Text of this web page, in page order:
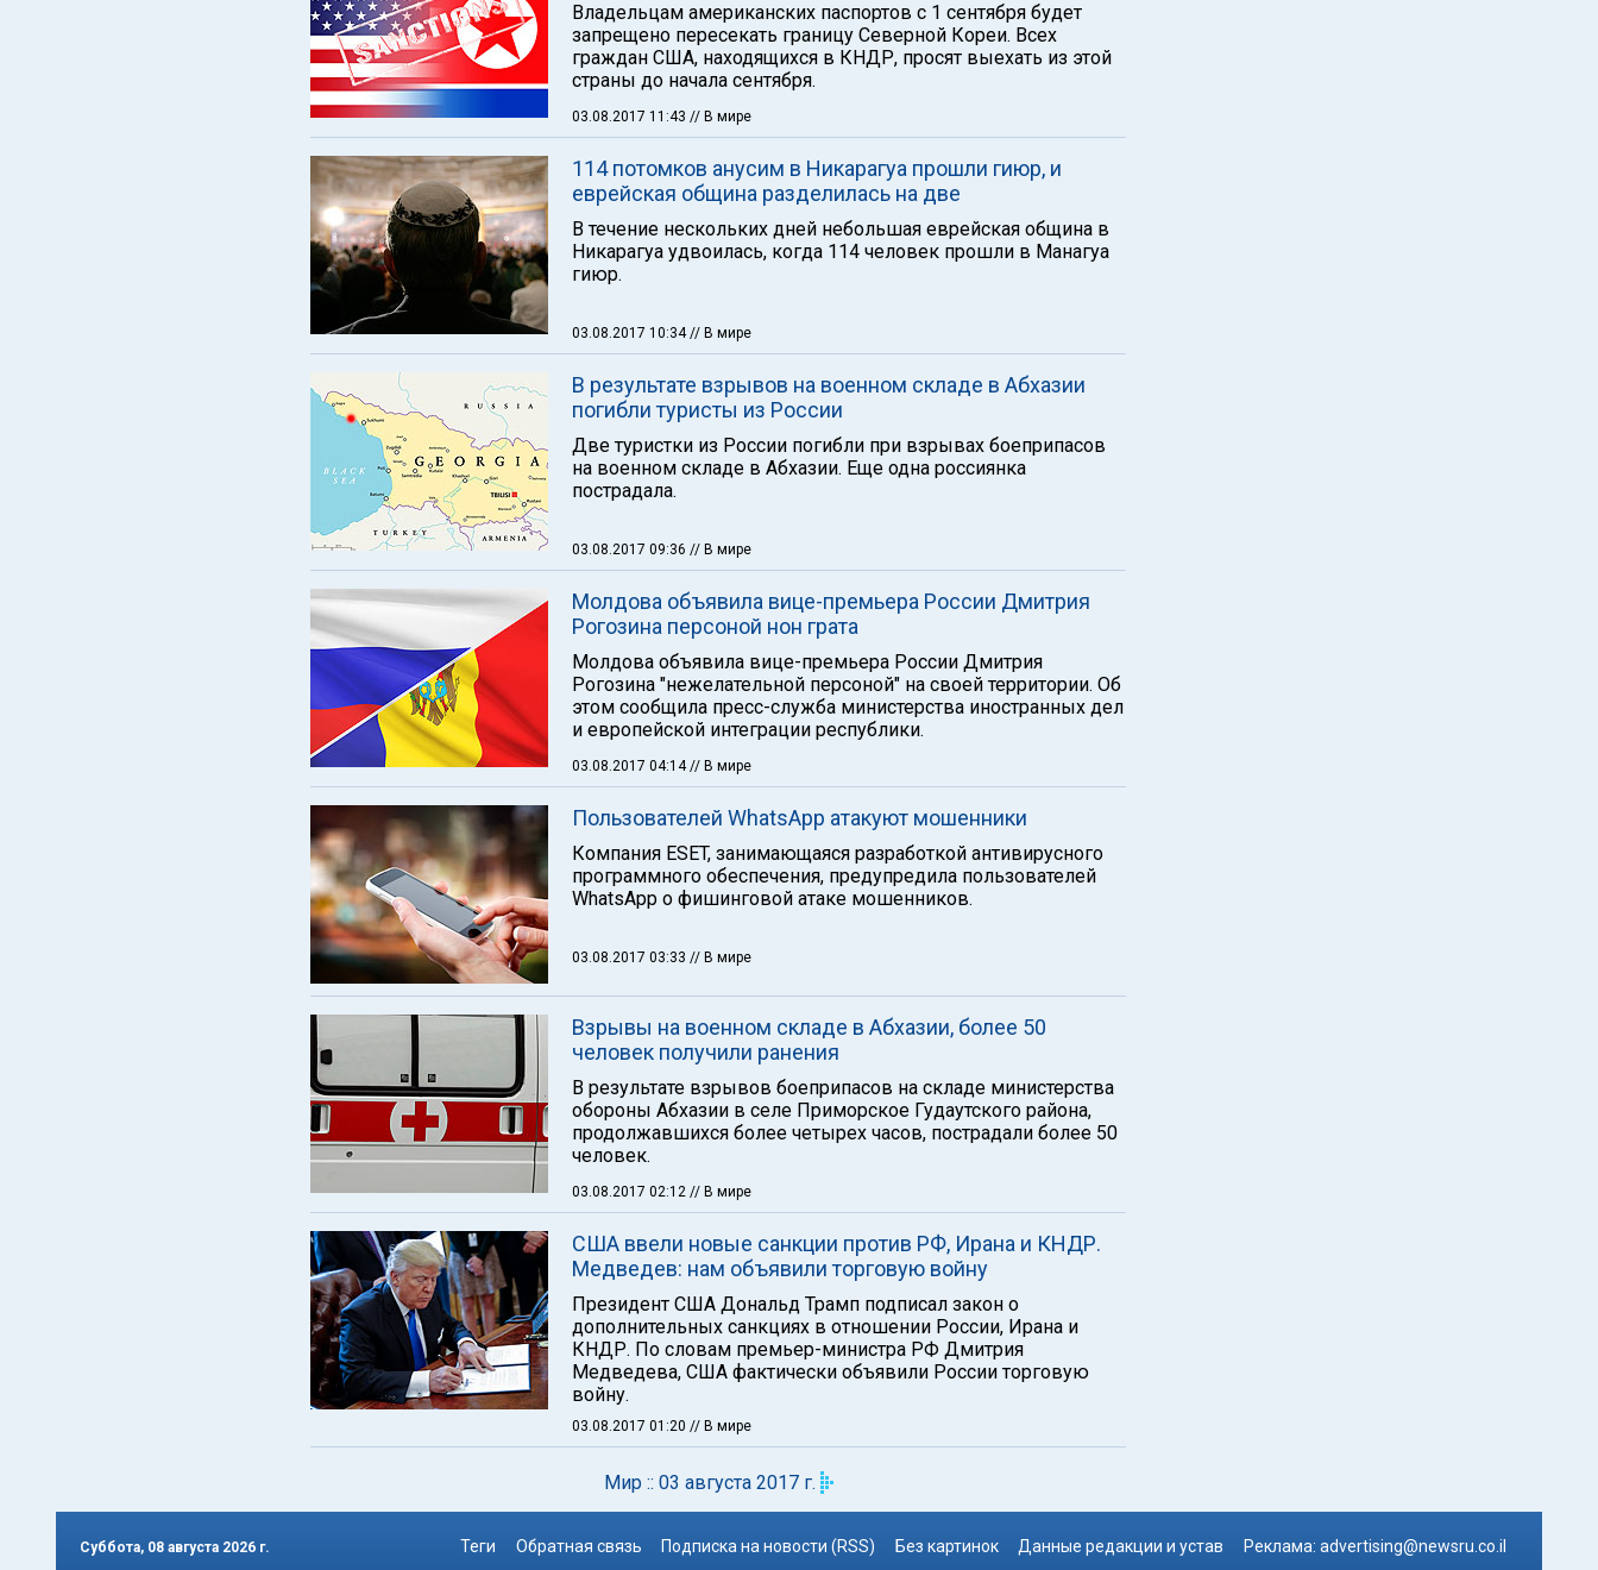
Владельцам американских паспортов с 1 сентября будет
запрещено пересекать границу Северной Кореи. Всех
граждан США, находящихся в КНДР, просят выехать из этой
страны до начала сентября.
03.08.2017 11:43 // В мире
114 потомков анусим в Никарагуа прошли гиюр, и
еврейская община разделилась на две
В течение нескольких дней небольшая еврейская община в
Никарагуа удвоилась, когда 114 человек прошли в Манагуа
гиюр.
03.08.2017 10:34// В мире
В результате взрывов на военном складе в Абхазии
погибли туристы из России
Две туристки из России погибли при взрывах боеприпасов
на военном складе в Абхазии. Еще одна россиянка
пострадала.
03.08.2017 09:36 // В мире
Молдова объявила вице-премьера России Дмитрия
Рогозина персоной нон грата
Молдова объявила вице-премьера России Дмитрия
Рогозина "нежелательной персоной" на своей территории. Об
этом сообщила пресс-служба министерства иностранных дел
и европейской интеграции республики.
03.08.2017 04:14// В мире
Пользователей WhatsApp атакуют мошенники
Компания ESET, занимающаяся разработкой антивирусного
программного обеспечения, предупредила пользователей
WhatsApp о фишинговой атаке мошенников.
03.08.2017 03:33 // В мире
Взрывы на военном складе в Абхазии, более 50
человек получили ранения
В результате взрывов боеприпасов на складе министерства
обороны Абхазии в селе Приморское Гудаутского района,
продолжавшихся более четырех часов, пострадали более 50
человек.
03.08.2017 02:12 // В мире
США ввели новые санкции против РФ, Ирана и КНДР.
Медведев: нам объявили торговую войну
Президент США Дональд Трамп подписал закон о
дополнительных санкциях в отношении России, Ирана и
КНДР. По словам премьер-министра РФ Дмитрия
Медведева, США фактически объявили России торговую
войну.
03.08.2017 01:20 // В мире
Мир :: 03 августа 2017 г.
Суббота, 08 августа 2026 г. Теги Обратная связь Подписка на новости (RSS) Без картинок Данные редакции и устав Реклама: advertising@newsru.co.il